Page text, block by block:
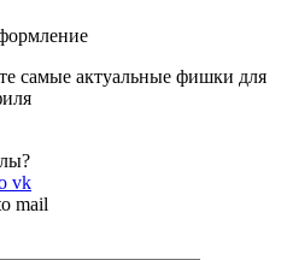
самые актуальные фишки для